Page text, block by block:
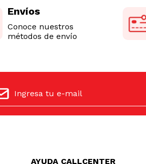
Envíos
Conoce nuestros
métodos de envío
AYUDA CALLCENTER